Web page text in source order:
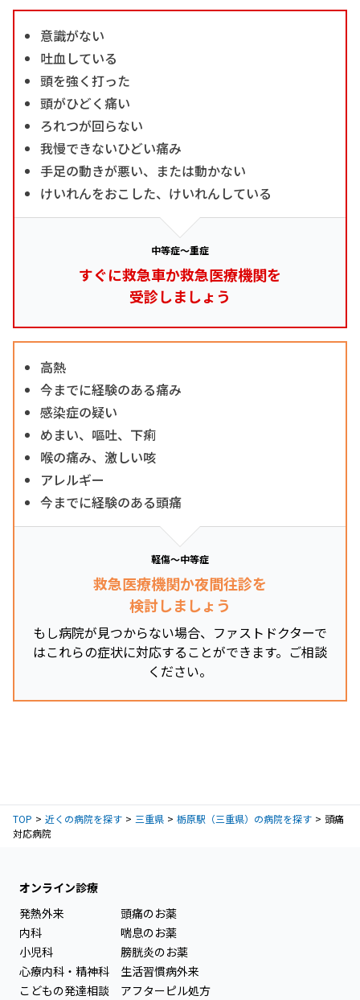
意識がない
吐血している
頭を強く打った
頭がひどく痛い
ろれつが回らない
我慢できないひどい痛み
手足の動きが悪い、または動かない
けいれんをおこした、けいれんしている
中等症～重症
すぐに救急車か救急医療機関を
受診しましょう
高熱
今までに経験のある痛み
感染症の疑い
めまい、嘔吐、下痢
喉の痛み、激しい咳
アレルギー
今までに経験のある頭痛
軽傷～中等症
救急医療機関か夜間往診を
検討しましょう
もし病院が見つからない場合、ファストドクターで
はこれらの症状に対応することができます。ご相談
ください。
TOP 近くの病院を探す 三重県 栃原駅（三重県）の病院を探す
頭痛
対応病院
オンライン診療
発熱外来
内科
小児科
心療内科・精神科
こどもの発達相談
頭痛のお薬
喘息のお薬
膀胱炎のお薬
生活習慣病外来
アフターピル処方